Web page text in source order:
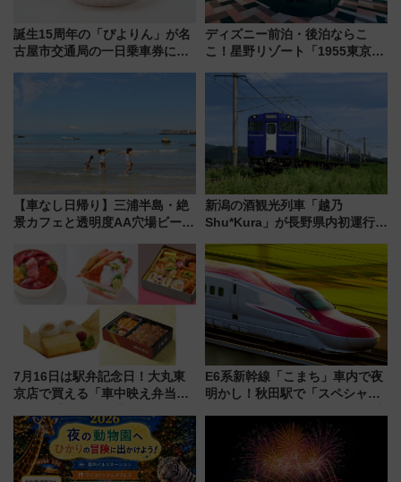
誕生15周年の「ぴよりん」が名
古屋市交通局の一日乗車券に！
定1万5000枚】
ディズニー前泊・後泊ならこ
こ！星野リゾート「1955東京ベ
つの理由 無料バス＆24時間サー
ビスで混雑回避
【車なし日帰り】三浦半島・絶
景カフェと透明度AA穴場ビーチ
用してストレスフリー旅へ行こ
う！
新潟の酒観光列車「越乃
Shu*Kura」が長野県内初運行！
別企画
7月16日は駅弁記念日！大丸東
京店で買える「車中映え弁当」
E6系新幹線「こまち」車内で夜
明かし！秋田駅で「スペシャル